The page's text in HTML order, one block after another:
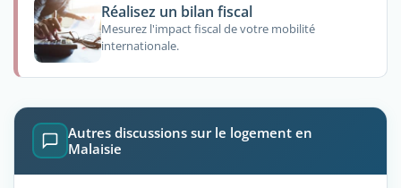
Réalisez un bilan fiscal
Mesurez l'impact fiscal de votre mobilité
internationale.
Autres discussions sur le logement en
Malaisie